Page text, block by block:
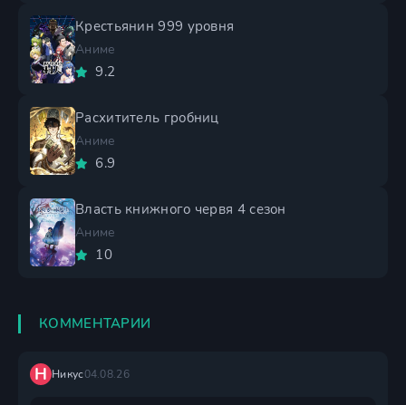
Крестьянин 999 уровня
Аниме
9.2
Расхититель гробниц
Аниме
6.9
Власть книжного червя 4 сезон
Аниме
10
КОММЕНТАРИИ
Н Никус04.08.26